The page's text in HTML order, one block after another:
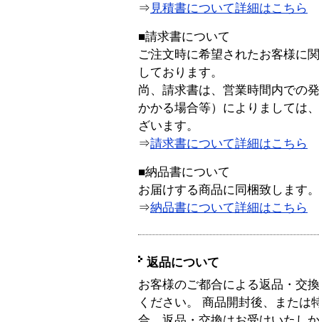
⇒ 見積書について詳細はこちら
■請求書について
ご注文時に希望されたお客様に
しております。
尚、請求書は、営業時間内での
かかる場合等）によりましては
ざいます。
⇒請求書について詳細はこちら
■納品書について
お届けする商品に同梱致します。
⇒納品書について詳細はこちら
返品について
お客様のご都合による返品・交
ください。 商品開封後、または